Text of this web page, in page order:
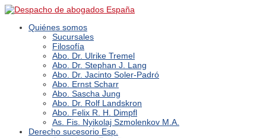
Quiénes somos
Sucursales
Filosofía
Abo. Dr. Ulrike Tremel
Abo. Dr. Stephan J. Lang
Abo. Dr. Jacinto Soler-Padró
Abo. Ernst Scharr
Abo. Sascha Jung
Abo. Dr. Rolf Landskron
Abo. Felix R. H. Dimpfl
As. Fis. Nyikolaj Szmolenkov M.A.
Derecho sucesorio Esp.